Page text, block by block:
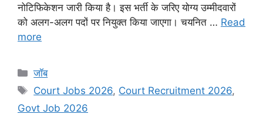
नोटिफिकेशन जारी किया है। इस भर्ती के जरिए योग्य उम्मीदवारों
को अलग-अलग पदों पर नियुक्त किया जाएगा। चयनित … Read
more
Categories
जॉब
Tags
Court Jobs 2026, Court Recruitment 2026,
Govt Job 2026